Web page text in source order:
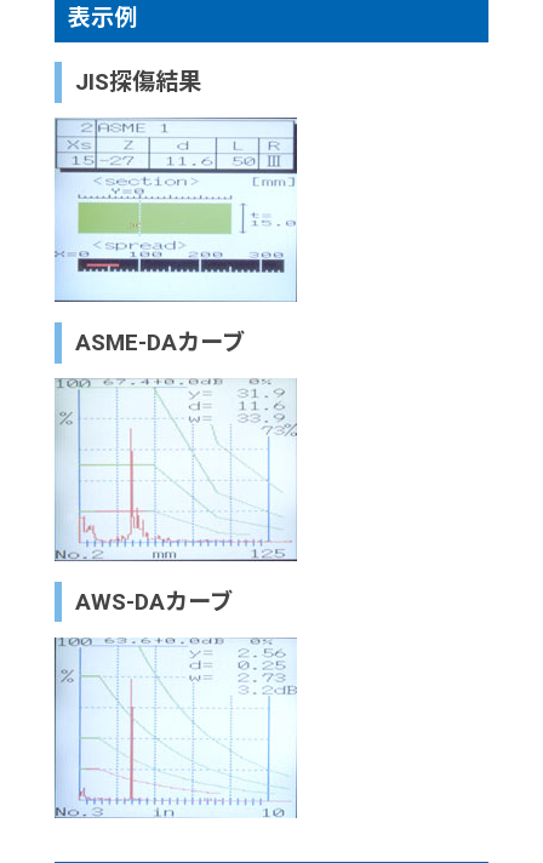
表示例
JIS探傷結果
ASME-DAカーブ
AWS-DAカーブ